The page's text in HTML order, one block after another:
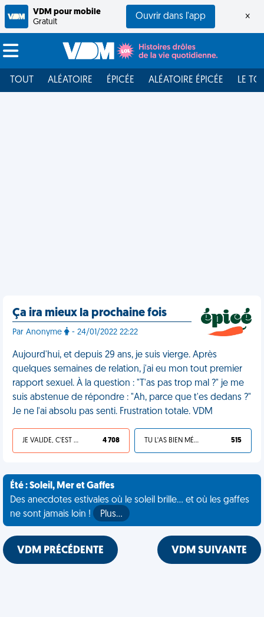
VDM pour mobile
Gratuit
Ouvrir dans l'app ×
TOUT ALÉATOIRE ÉPICÉE ALÉATOIRE ÉPICÉE LE
Ça ira mieux la prochaine fois
Par Anonyme - 24/01/2022 22:22
Aujourd'hui, et depuis 29 ans, je suis vierge. Après
quelques semaines de relation, j'ai eu mon tout premier
rapport sexuel. À la question : "T'as pas trop mal ?" je me
suis abstenue de répondre : "Ah, parce que t'es dedans ?"
Je ne l'ai absolu pas senti. Frustration totale. VDM
JE VALIDE, C'EST UNE VDM 4 708 TU L'AS BIEN MÉRITÉ 515
Été : Soleil, Mer et Gaffes
Des anecdotes estivales où le soleil brille... et où les gaffes
ne sont jamais loin !
Plus…
VDM PRÉCÉDENTE VDM SUIVANTE